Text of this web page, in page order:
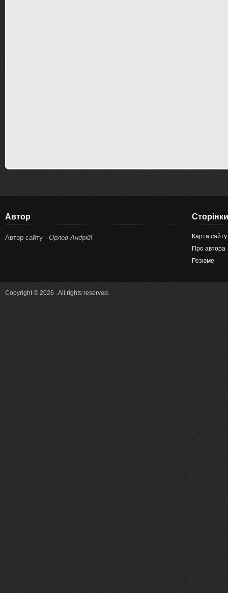
Автор
Автор сайту - Орлов Андрій!
Сторінки
Карта сайту
Про автора
Резюме
Copyright © 2026 . All rights reserved.